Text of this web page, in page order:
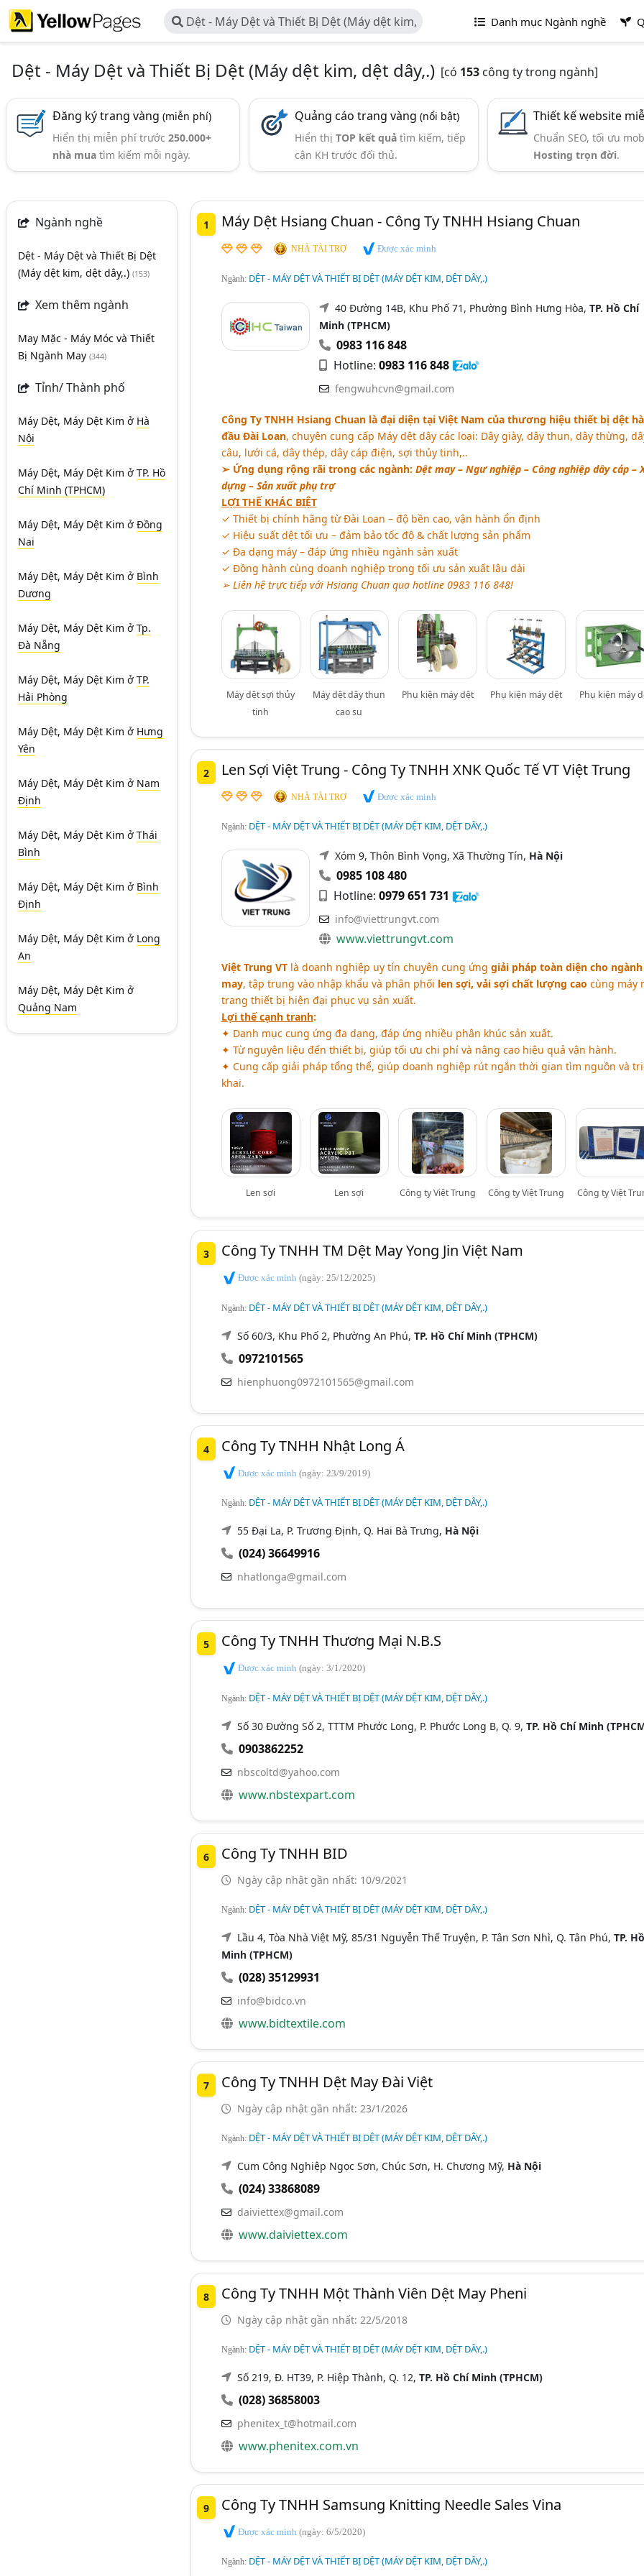
Dệt - Máy Dệt và Thiết Bị Dệt (Máy dệt kim,
dệt dây,.)
Danh mục Ngành nghề
Dệt - Máy Dệt và Thiết Bị Dệt (Máy dệt kim, dệt dây,.) [có 153 công ty trong ngành]
Đăng ký trang vàng(miễn phí)
Hiển thị miễn phí trước250.000+
nhà mua tìm kiếm mỗi ngày.
Quảng cáo trang vàng(nổi bật)
Hiển thịTOP kết quả tìm kiếm, tiếp
cận KH trước đối thủ.
Thiết kế website
Chuẩn SEO, tối ưu
Hosting trọn đời.
Ngành nghề
Dệt - Máy Dệt và Thiết Bị Dệt
(Máy dệt kim, dệt dây,.) (153)
Xem thêm ngành
May Mặc - Máy Móc và Thiết
Bị Ngành May (344)
Tỉnh/ Thành phố
Máy Dệt, Máy Dệt Kim ở Hà
Nội
Máy Dệt, Máy Dệt Kim ở TP. Hồ
Chí Minh (TPHCM)
Máy Dệt, Máy Dệt Kim ở Đồng
Nai
Máy Dệt, Máy Dệt Kim ở Bình
Dương
Máy Dệt, Máy Dệt Kim ở Tp.
Đà Nẵng
Máy Dệt, Máy Dệt Kim ở TP.
Hải Phòng
Máy Dệt, Máy Dệt Kim ở Hưng
Yên
Máy Dệt, Máy Dệt Kim ở Nam
Định
Máy Dệt, Máy Dệt Kim ở Thái
Bình
Máy Dệt, Máy Dệt Kim ở Bình
Định
Máy Dệt, Máy Dệt Kim ở Long
An
Máy Dệt, Máy Dệt Kim ở
Quảng Nam
1 Máy Dệt Hsiang Chuan - Công Ty TNHH Hsiang Chuan
NHÀ TÀI TRỢ Được xác minh
Ngành: DỆT - MÁY DỆT VÀ THIẾT BỊ DỆT (MÁY DỆT KIM, DỆT DÂY,.)
40 Đường 14B, Khu Phố 71, Phường Bình Hưng Hòa, TP. Hồ Chí
Minh (TPHCM)
0983 116 848
Hotline: 0983 116 848
fengwuhcvn@gmail.com
Công Ty TNHH Hsiang Chuan là đại diện tại Việt Nam của thương hiệu thiết bị dệt
đầu Đài Loan, chuyên cung cấp Máy dệt dây các loại: Dây giày, dây thun, dây thừng,
câu, lưới cá, dây thép, dây cáp điện, sợi thủy tinh,..
➢ Ứng dụng rộng rãi trong các ngành: Dệt may – Ngư nghiệp – Công nghiệp dây cáp –
dựng – Sản xuất phụ trợ
LỢI THẾ KHÁC BIỆT
✓ Thiết bị chính hãng từ Đài Loan – độ bền cao, vận hành ổn định
✓ Hiệu suất dệt tối ưu – đảm bảo tốc độ & chất lượng sản phẩm
✓ Đa dạng máy – đáp ứng nhiều ngành sản xuất
✓ Đồng hành cùng doanh nghiệp trong tối ưu sản xuất lâu dài
➢ Liên hệ trực tiếp với Hsiang Chuan qua hotline 0983 116 848!
Máy dệt sợi thủy
tinh
Máy dệt dây thun
cao su
Phụ kiện máy dệt Phụ kiện máy dệt Phụ kiện máy
2 Len Sợi Việt Trung - Công Ty TNHH XNK Quốc Tế VT Việt Trung
NHÀ TÀI TRỢ Được xác minh
Ngành: DỆT - MÁY DỆT VÀ THIẾT BỊ DỆT (MÁY DỆT KIM, DỆT DÂY,.)
Xóm 9, Thôn Bình Vọng, Xã Thường Tín, Hà Nội
0985 108 480
Hotline: 0979 651 731
info@viettrungvt.com
www.viettrungvt.com
Việt Trung VTlà doanh nghiệp uy tín chuyên cung ứng giải pháp toàn diện cho
may, tập trung vào nhập khẩu và phân phối len sợi, vải sợi chất lượng cao cùng máy
trang thiết bị hiện đại phục vụ sản xuất.
Lợi thế cạnh tranh:
✦ Danh mục cung ứng đa dạng, đáp ứng nhiều phân khúc sản xuất.
✦ Từ nguyên liệu đến thiết bị, giúp tối ưu chi phí và nâng cao hiệu quả vận hành.
✦ Cung cấp giải pháp tổng thể, giúp doanh nghiệp rút ngắn thời gian tìm nguồn và
khai.
Len sợi Len sợi Công ty Việt Trung Công ty Việt Trung Công ty Việt
3 Công Ty TNHH TM Dệt May Yong Jin Việt Nam
Được xác minh (ngày: 25/12/2025)
Ngành: DỆT - MÁY DỆT VÀ THIẾT BỊ DỆT (MÁY DỆT KIM, DỆT DÂY,.)
Số 60/3, Khu Phố 2, Phường An Phú, TP. Hồ Chí Minh (TPHCM)
0972101565
hienphuong0972101565@gmail.com
4 Công Ty TNHH Nhật Long Á
Được xác minh (ngày: 23/9/2019)
Ngành: DỆT - MÁY DỆT VÀ THIẾT BỊ DỆT (MÁY DỆT KIM, DỆT DÂY,.)
55 Đại La, P. Trương Định, Q. Hai Bà Trưng, Hà Nội
(024) 36649916
nhatlonga@gmail.com
5 Công Ty TNHH Thương Mại N.B.S
Được xác minh (ngày: 3/1/2020)
Ngành: DỆT - MÁY DỆT VÀ THIẾT BỊ DỆT (MÁY DỆT KIM, DỆT DÂY,.)
Số 30 Đường Số 2, TTTM Phước Long, P. Phước Long B, Q. 9, TP. Hồ Chí Minh
0903862252
nbscoltd@yahoo.com
www.nbstexpart.com
6 Công Ty TNHH BID
Ngày cập nhật gần nhất: 10/9/2021
Ngành: DỆT - MÁY DỆT VÀ THIẾT BỊ DỆT (MÁY DỆT KIM, DỆT DÂY,.)
Lầu 4, Tòa Nhà Việt Mỹ, 85/31 Nguyễn Thế Truyện, P. Tân Sơn Nhì, Q. Tân Phú, TP.
Minh (TPHCM)
(028) 35129931
info@bidco.vn
www.bidtextile.com
7 Công Ty TNHH Dệt May Đài Việt
Ngày cập nhật gần nhất: 23/1/2026
Ngành: DỆT - MÁY DỆT VÀ THIẾT BỊ DỆT (MÁY DỆT KIM, DỆT DÂY,.)
Cụm Công Nghiệp Ngọc Sơn, Chúc Sơn, H. Chương Mỹ, Hà Nội
(024) 33868089
daiviettex@gmail.com
www.daiviettex.com
8 Công Ty TNHH Một Thành Viên Dệt May Pheni
Ngày cập nhật gần nhất: 22/5/2018
Ngành: DỆT - MÁY DỆT VÀ THIẾT BỊ DỆT (MÁY DỆT KIM, DỆT DÂY,.)
Số 219, Đ. HT39, P. Hiệp Thành, Q. 12, TP. Hồ Chí Minh (TPHCM)
(028) 36858003
phenitex_t@hotmail.com
www.phenitex.com.vn
9 Công Ty TNHH Samsung Knitting Needle Sales Vina
Được xác minh (ngày: 6/5/2020)
Ngành: DỆT - MÁY DỆT VÀ THIẾT BỊ DỆT (MÁY DỆT KIM, DỆT DÂY,.)